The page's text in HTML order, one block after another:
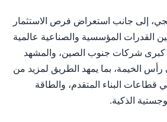
إلى جانب استعراض فرص الاستثمار
القدرات المؤسسية والصناعية عالمية
كبرى شركات جنوب الصين، والمشهد
رأس الخيمة، بما يمهد الطريق لمزيد من
البناء المتقدم، والطاقة
الذكية.